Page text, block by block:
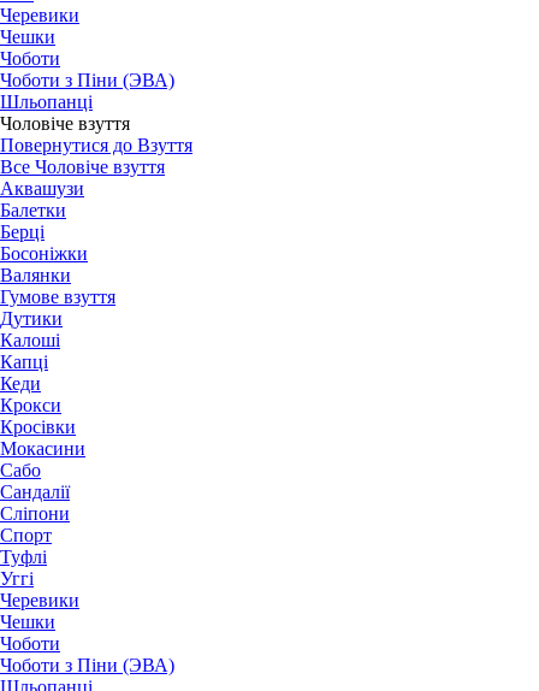
Черевики
Чешки
Чоботи
Чоботи з Піни (ЭВА)
Шльопанці
Чоловіче взуття
Повернутися до Взуття
Все Чоловіче взуття
Аквашузи
Балетки
Берці
Босоніжки
Валянки
Гумове взуття
Дутики
Калоші
Капці
Кеди
Крокси
Кросівки
Мокасини
Сабо
Сандалії
Сліпони
Спорт
Туфлі
Уггі
Черевики
Чешки
Чоботи
Чоботи з Піни (ЭВА)
Шльопанці